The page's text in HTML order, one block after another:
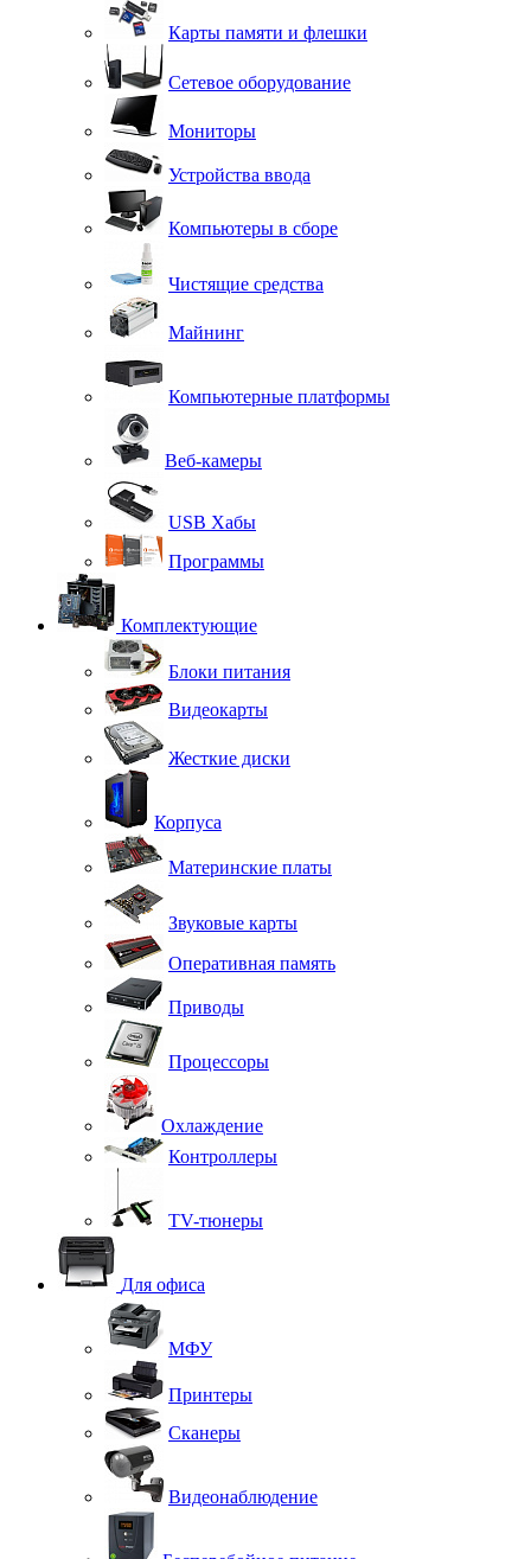
Карты памяти и флешки
Сетевое оборудование
Мониторы
Устройства ввода
Компьютеры в сборе
Чистящие средства
Майнинг
Компьютерные платформы
Веб-камеры
USB Хабы
Программы
Комплектующие
Блоки питания
Видеокарты
Жесткие диски
Корпуса
Материнские платы
Звуковые карты
Оперативная память
Приводы
Процессоры
Охлаждение
Контроллеры
TV-тюнеры
Для офиса
МФУ
Принтеры
Сканеры
Видеонаблюдение